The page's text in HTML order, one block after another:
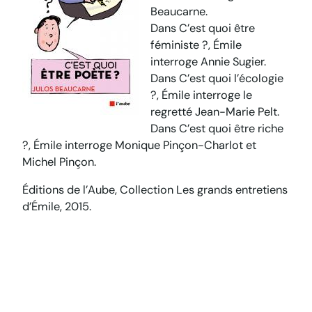
Beaucarne.
DansC’est quoi être
féministe ?, Émile
interroge Annie Sugier.
DansC’est quoi l’écologie
?, Émile interroge le
regretté Jean-Marie Pelt.
DansC’est quoi être riche
?, Émile interroge Monique Pinçon-Charlot et
Michel Pinçon.
Éditions de l’Aube, Collection Les grands entretiens
d’Émile, 2015.